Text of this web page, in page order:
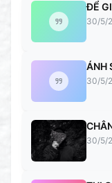
ĐỂ
30/5/
ÁNH
30/5/
30/5/